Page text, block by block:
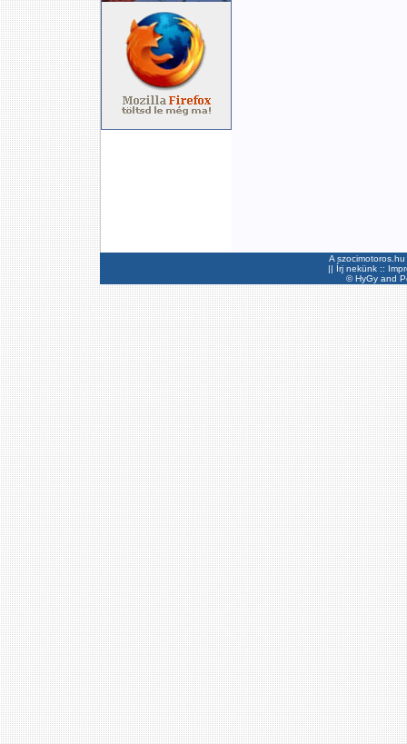
A
|| Írj nekünk ::
©HyGyand